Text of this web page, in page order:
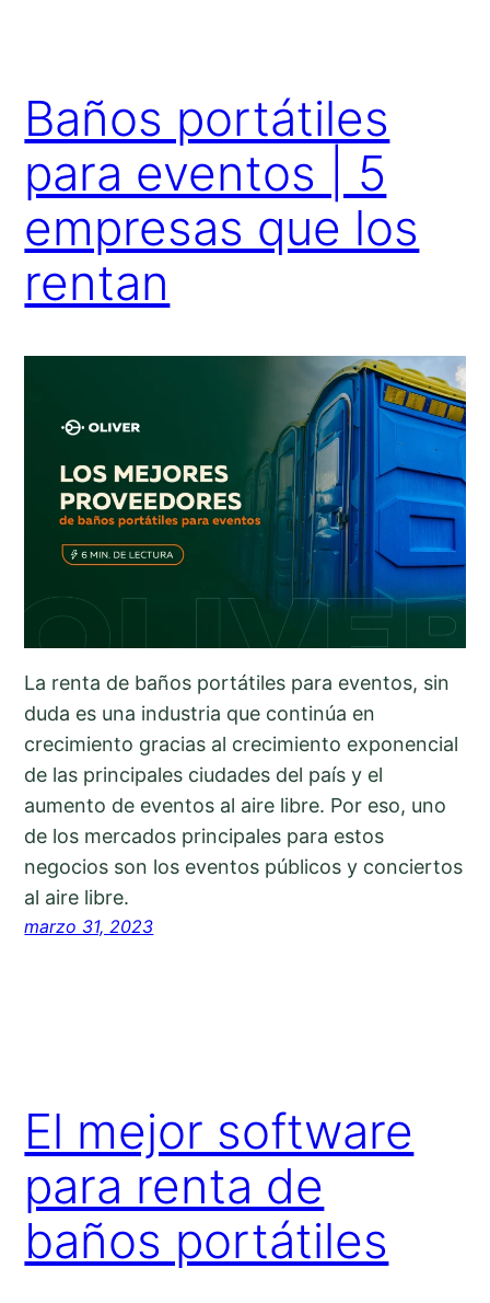
Baños portátiles
para eventos | 5
empresas que los
rentan
La renta de baños portátiles para eventos, sin
duda es una industria que continúa en
crecimiento gracias al crecimiento exponencial
de las principales ciudades del país y el
aumento de eventos al aire libre. Por eso, uno
de los mercados principales para estos
negocios son los eventos públicos y conciertos
al aire libre.
marzo 31, 2023
El mejor software
para renta de
baños portátiles